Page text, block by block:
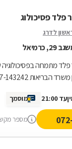
פלד פסיכולוג
לדרג
29, כרמיאל
פלד מתמחה
עד 21:00 מוסמך
מספר